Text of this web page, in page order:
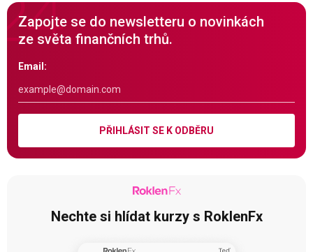
Zapojte se do newsletteru o novinkách
ze světa finančních trhů.
Email:
PŘIHLÁSIT SE K ODBĚRU
Nechte si hlídat kurzy s RoklenFx